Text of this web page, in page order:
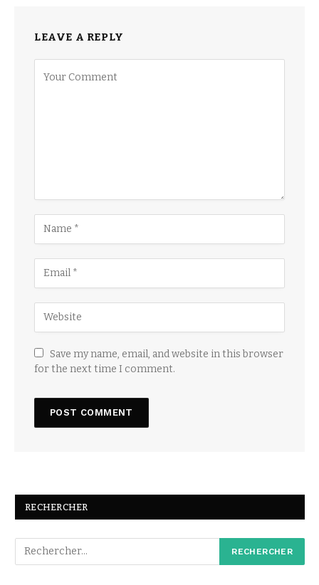
LEAVE A REPLY
Save my name, email, and website in this browser
for the next time I comment.
RECHERCHER